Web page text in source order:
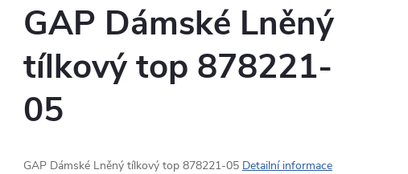
GAP Dámské Lněný
tílkový top 878221-
05
GAP Dámské Lněný tílkový top 878221-05 Detailní informace